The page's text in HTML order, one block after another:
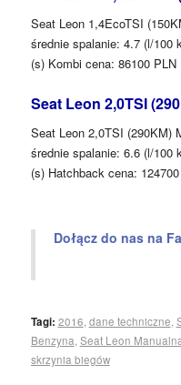
Seat Leon 1,4EcoTSI
średnie spalanie: 4.7 (l/100
(s) Kombi cena: 86100 PLN
Seat Leon 2,0TSI
Seat Leon 2,0TSI (290KM)
średnie spalanie: 6.6 (l/100
(s) Hatchback cena:
Dołącz do nas na
Tagi: 2016 dane techniczne
Benzyna Seat Leon
skrzynia biegów